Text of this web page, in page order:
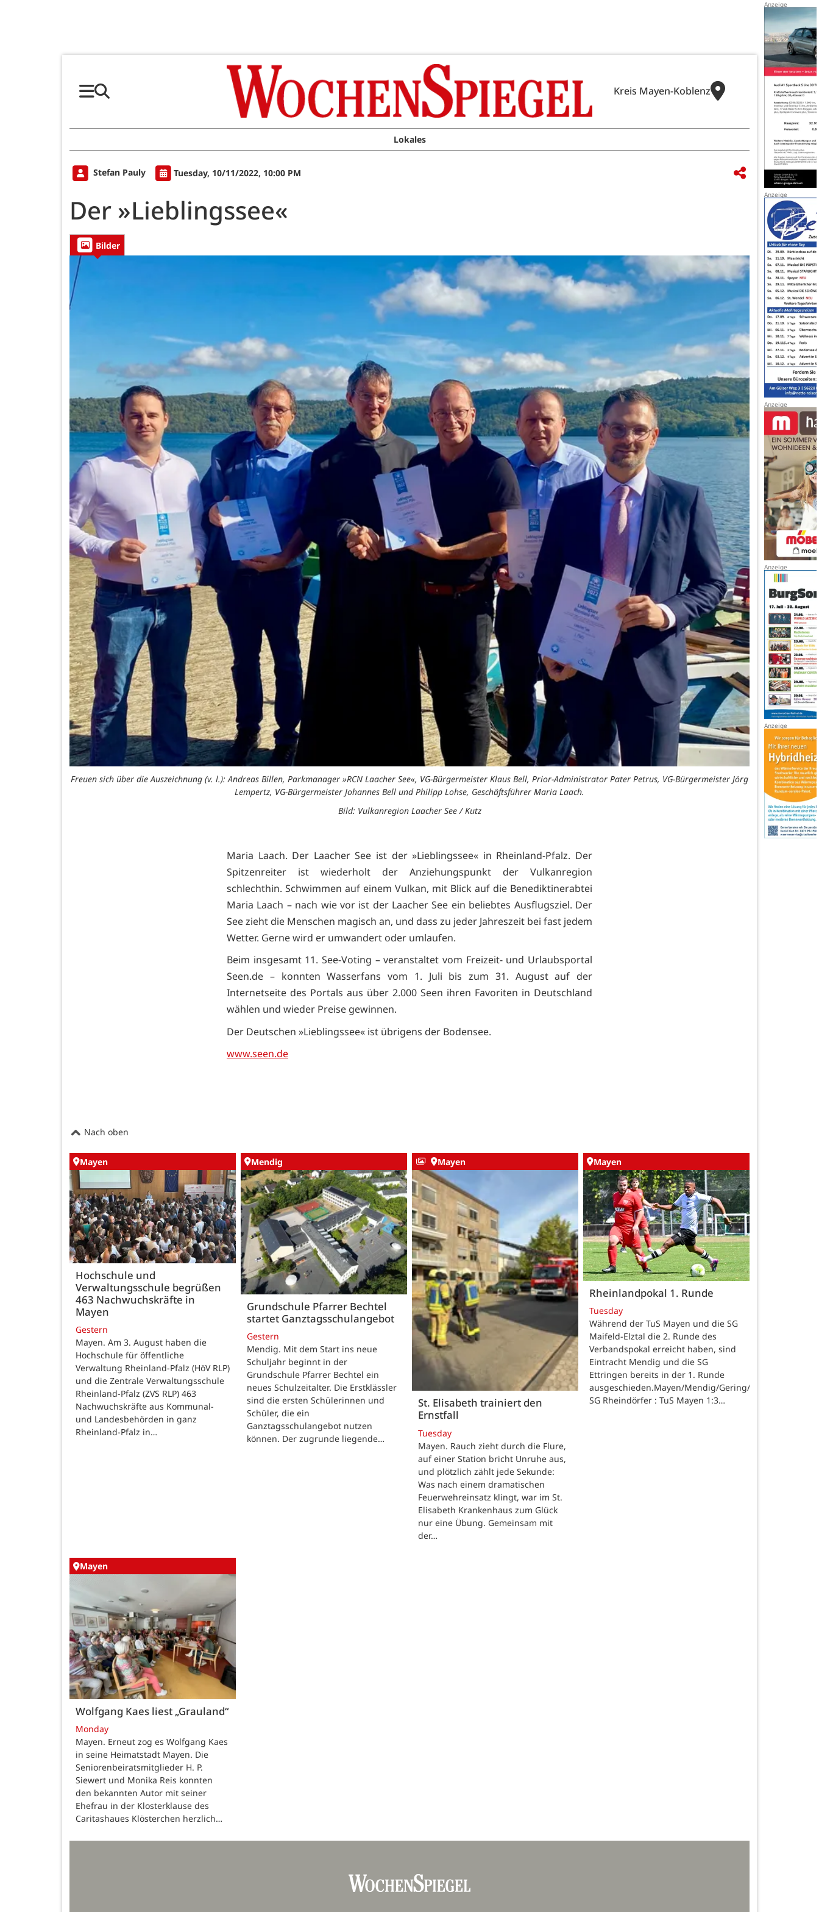
Kreis Mayen-Koblenz
Lokales
Stefan Pauly Tuesday, 10/11/2022, 10:00 PM
Der »Lieblingssee«
Bilder
Freuen sich über die Auszeichnung (v. l.): Andreas Billen, Parkmanager »RCN Laacher See«, VG-Bürgermeister Klaus Bell, Prior-Administrator Pater Petrus, VG-Bürgermeister Jörg
Lempertz, VG-Bürgermeister Johannes Bell und Philipp Lohse, Geschäftsführer Maria Laach.
Bild: Vulkanregion Laacher See / Kutz
Maria Laach. Der Laacher See ist der »Lieblingssee« in Rheinland-Pfalz. Der
Spitzenreiter ist wiederholt der Anziehungspunkt der Vulkanregion
schlechthin. Schwimmen auf einem Vulkan, mit Blick auf die Benediktinerabtei
Maria Laach – nach wie vor ist der Laacher See ein beliebtes Ausflugsziel. Der
See zieht die Menschen magisch an, und dass zu jeder Jahreszeit bei fast jedem
Wetter. Gerne wird er umwandert oder umlaufen.
Beim insgesamt 11. See-Voting – veranstaltet vom Freizeit- und Urlaubsportal
Seen.de – konnten Wasserfans vom 1. Juli bis zum 31. August auf der
Internetseite des Portals aus über 2.000 Seen ihren Favoriten in Deutschland
wählen und wieder Preise gewinnen.
Der Deutschen »Lieblingssee« ist übrigens der Bodensee.
www.seen.de
Nach oben
Mayen
Hochschule und
Verwaltungsschule begrüßen
463 Nachwuchskräfte in
Mayen
Gestern
Mayen. Am 3. August haben die
Hochschule für öffentliche
Verwaltung Rheinland-Pfalz (HöV RLP)
und die Zentrale Verwaltungsschule
Rheinland-Pfalz (ZVS RLP) 463
Nachwuchskräfte aus Kommunal-
und Landesbehörden in ganz
Rheinland-Pfalz in…
Mendig
Grundschule Pfarrer Bechtel
startet Ganztagsschulangebot
Gestern
Mendig. Mit dem Start ins neue
Schuljahr beginnt in der
Grundschule Pfarrer Bechtel ein
neues Schulzeitalter. Die Erstklässler
sind die ersten Schülerinnen und
Schüler, die ein
Ganztagsschulangebot nutzen
können. Der zugrunde liegende…
Mayen
St. Elisabeth trainiert den
Ernstfall
Tuesday
Mayen. Rauch zieht durch die Flure,
auf einer Station bricht Unruhe aus,
und plötzlich zählt jede Sekunde:
Was nach einem dramatischen
Feuerwehreinsatz klingt, war im St.
Elisabeth Krankenhaus zum Glück
nur eine Übung. Gemeinsam mit
der…
Mayen
Rheinlandpokal 1. Runde
Tuesday
Während der TuS Mayen und die SG
Maifeld-Elztal die 2. Runde des
Verbandspokal erreicht haben, sind
Eintracht Mendig und die SG
Ettringen bereits in der 1. Runde
ausgeschieden.Mayen/Mendig/Gering/Ettringen.
SG Rheindörfer : TuS Mayen 1:3…
Mayen
Wolfgang Kaes liest „Grauland“
Monday
Mayen. Erneut zog es Wolfgang Kaes
in seine Heimatstadt Mayen. Die
Seniorenbeiratsmitglieder H. P.
Siewert und Monika Reis konnten
den bekannten Autor mit seiner
Ehefrau in der Klosterklause des
Caritashaues Klösterchen herzlich…